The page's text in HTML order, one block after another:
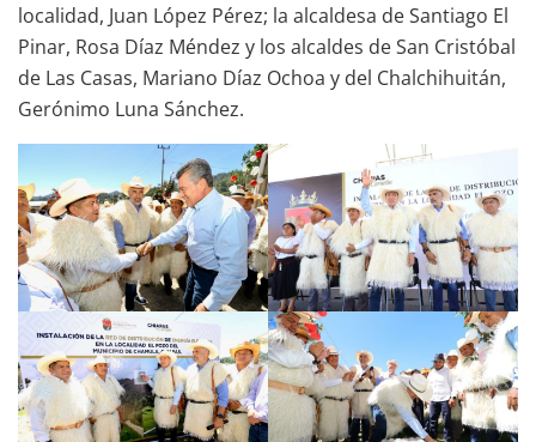
localidad, Juan López Pérez; la alcaldesa de Santiago El
Pinar, Rosa Díaz Méndez y los alcaldes de San Cristóbal
de Las Casas, Mariano Díaz Ochoa y del Chalchihuitán,
Gerónimo Luna Sánchez.